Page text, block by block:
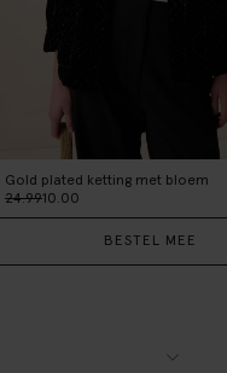
Gold plated ketting met bloem
24.9910.00
BESTEL MEE